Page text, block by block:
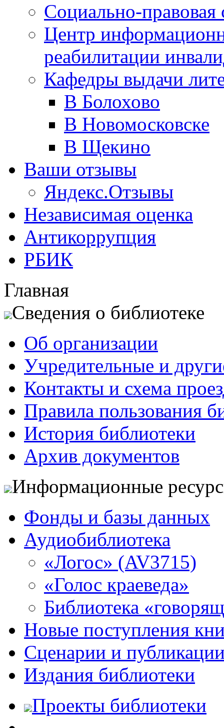
Социально-правовая
Центр
реабилитации
Кафедры выдачи
В Болохово
В Новомосковске
В Щекино
Ваши отзывы
Яндекс.Отзывы
Независимая оценка
Антикоррупция
РБИК
Главная
Сведения о библиотеке
Об организации
Учредительные и
Контакты и схема
Правила пользования
История библиотеки
Архив документов
Информационные
Фонды и базы данных
Аудиобиблиотека
«Логос» (AV3715)
«Голос краеведа»
Библиотека
Новые поступления
Сценарии и
Издания библиотеки
Проекты библиотеки